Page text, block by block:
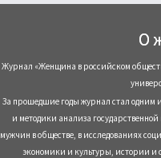
О
Журнал «Женщина в российском
За прошедшие годы журнал стал одним
и методики анализа
мужчин в обществе, в исследованиях
экономики и культуры, истории